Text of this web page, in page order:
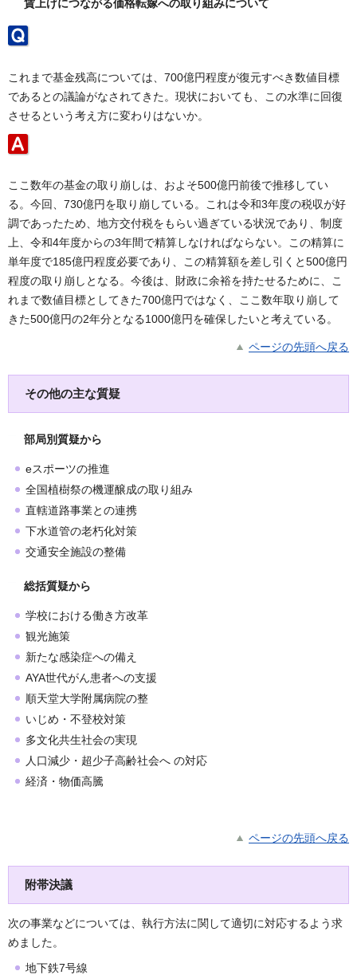
賃上げにつながる価格転嫁への取り組みについて
これまで基金残高については、700億円程度が復元すべき数値目標
であるとの議論がなされてきた。現状においても、この水準に回復
させるという考え方に変わりはないか。
ここ数年の基金の取り崩しは、およそ500億円前後で推移してい
る。今回、730億円を取り崩している。これは令和3年度の税収が好
調であったため、地方交付税をもらい過ぎている状況であり、制度
上、令和4年度からの3年間で精算しなければならない。この精算に
単年度で185億円程度必要であり、この精算額を差し引くと500億円
程度の取り崩しとなる。今後は、財政に余裕を持たせるために、こ
れまで数値目標としてきた700億円ではなく、ここ数年取り崩して
きた500億円の2年分となる1000億円を確保したいと考えている。
ページの先頭へ戻る
その他の主な質疑
部局別質疑から
eスポーツの推進
全国植樹祭の機運醸成の取り組み
直轄道路事業との連携
下水道管の老朽化対策
交通安全施設の整備
総括質疑から
学校における働き方改革
観光施策
新たな感染症への備え
AYA世代がん患者への支援
順天堂大学附属病院の整
いじめ・不登校対策
多文化共生社会の実現
人口減少・超少子高齢社会へ の対応
経済・物価高騰
ページの先頭へ戻る
附帯決議
次の事業などについては、執行方法に関して適切に対応するよう求
めました。
地下鉄7号線